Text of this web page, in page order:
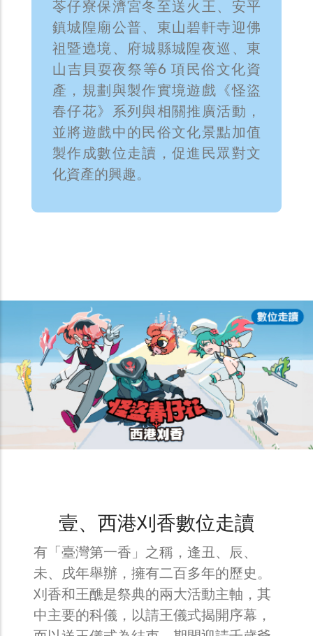
苓仔寮保濟宮冬至送火王、安平
鎮城隍廟公普、東山碧軒寺迎佛
祖暨遶境、府城縣城隍夜巡、東
山吉貝耍夜祭等6 項民俗文化資
產，規劃與製作實境遊戲《怪盜
春仔花》系列與相關推廣活動，
並將遊戲中的民俗文化景點加值
製作成數位走讀，促進民眾對文
化資產的興趣。
壹、西港刈香數位走讀
有「臺灣第一香」之稱，逢丑、辰、
未、戌年舉辦，擁有二百多年的歷史。
刈香和王醮是祭典的兩大活動主軸，其
中主要的科儀，以請王儀式揭開序幕，